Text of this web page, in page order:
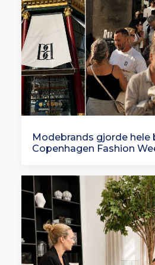
Modebrands gjorde hele
Copenhagen Fashion